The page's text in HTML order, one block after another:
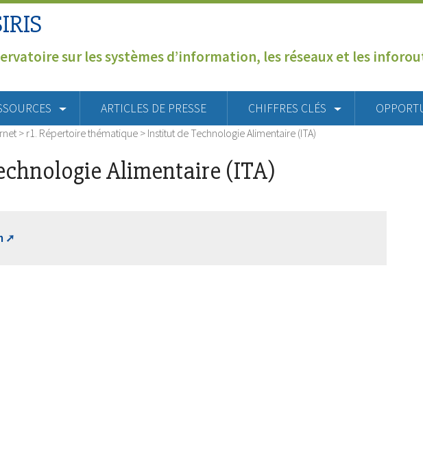
sur les systèmes d’information, les réseaux et les
ARTICLES DE PRESSE CHIFFRES CLÉS
> r1. Répertoire thématique > Institut de Technologie Alimentaire (ITA)
Alimentaire (ITA)